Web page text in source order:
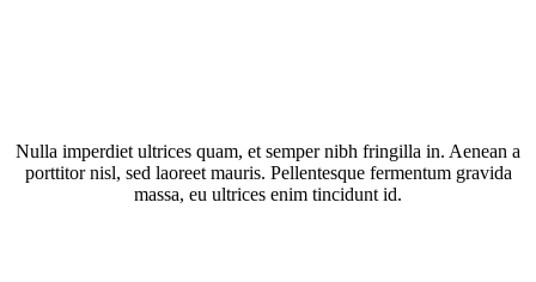
Nulla imperdiet ultrices quam, et semper nibh fringilla in. Aenean a
porttitor nisl, sed laoreet mauris. Pellentesque fermentum gravida
massa, eu ultrices enim tincidunt id.